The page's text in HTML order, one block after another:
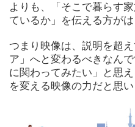
よりも、「そこで暮らす
ているか」を伝える方が
つまり映像は、説明を超
ア」へと変わるべきなん
に関わってみたい」と思
を変える映像の力だと思い